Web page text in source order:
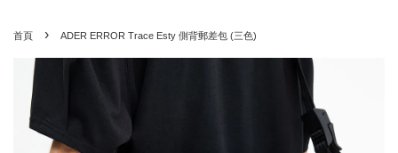
首頁 › ADER ERROR Trace Esty 側背郵差包 (三色)